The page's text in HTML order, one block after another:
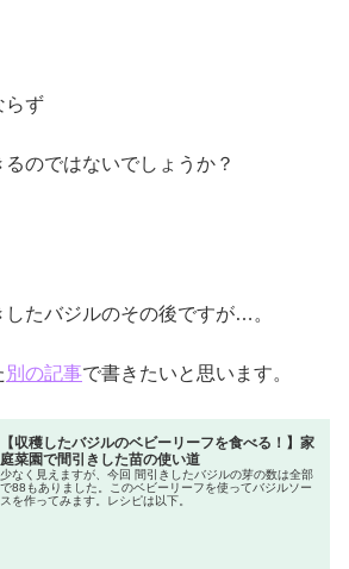
らず
のではないでしょうか？
たバジルのその後ですが…。
別の記事で書きたいと思います。
【収穫したバジルのベビーリーフを食べる！】家
庭菜園で間引きした苗の使い道
少なく見えますが、今回 間引きしたバジルの芽の数は全部
で88もありました。このベビーリーフを使ってバジルソー
スを作ってみます。レシピは以下。